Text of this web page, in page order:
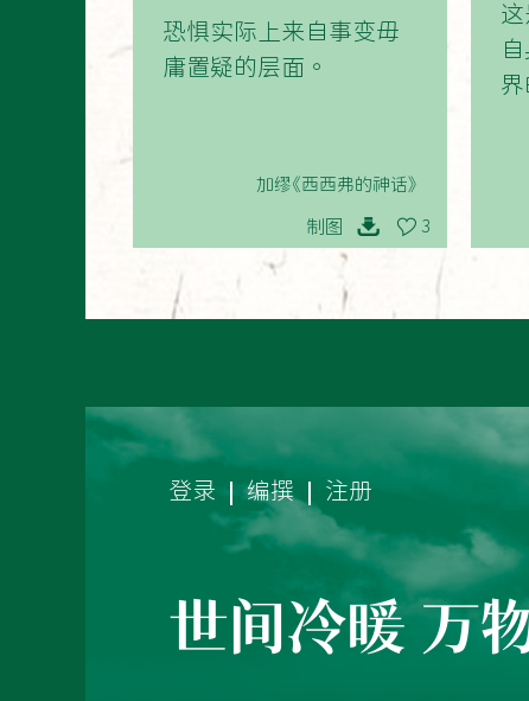
恐惧实际上来自事变毋
庸置疑的层面。
加缪《西西弗的神话》
制图 3
界
登录 编撰 注册
世间冷暖 万